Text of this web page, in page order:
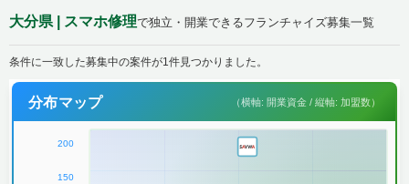
大分県 | スマホ修理で独立・開業できるフランチャイズ募集一覧
条件に一致した募集中の案件が1件見つかりました。
分布マップ （横軸: 開業資金 / 縦軸: 加盟数）
200
150